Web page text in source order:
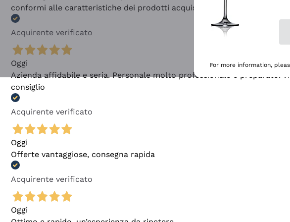
conformi alle caratteristiche dei prodotti acquistati
Acquirente verificato
Oggi
Azienda affidabile e seria. Personale molto professionale e
consiglio
Acquirente verificato
Oggi
Offerte vantaggiose, consegna rapida
Acquirente verificato
Oggi
For more information,